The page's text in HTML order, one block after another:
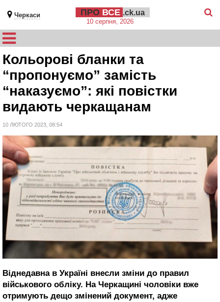
Черкаси ПРО ВСЕ .ck.ua
10 серпня, 2026
Кольорові бланки та
“пропонуємо” замість
“наказуємо”: які повістки
видають черкащанам
10 ЛЮТОГО 2023, 08:54
Віднедавна в Україні внесли зміни до правил
військового обліку. На Черкащині чоловіки вже
отримують дещо змінений документ, адже